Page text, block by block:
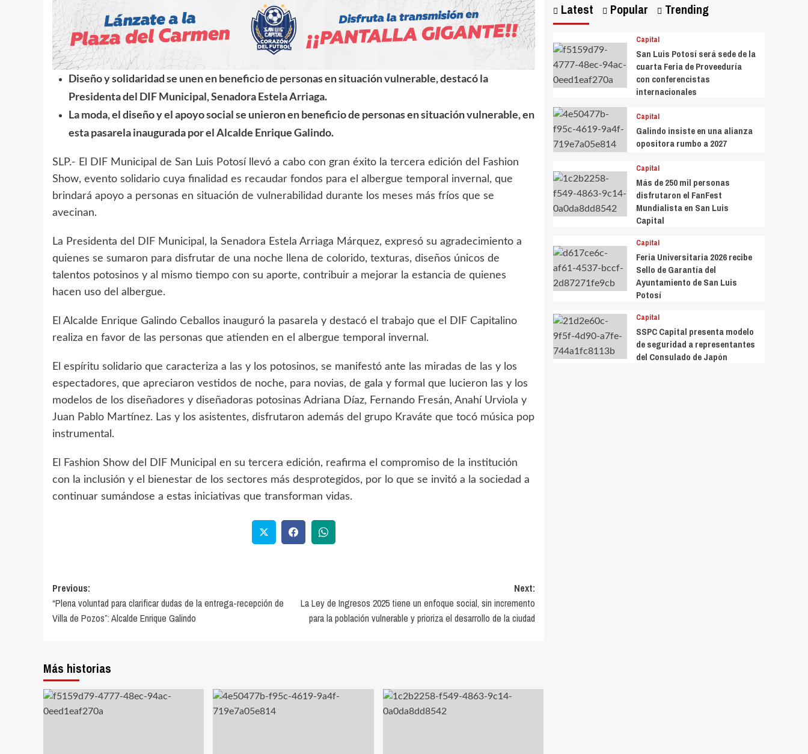
Diseño y solidaridad se unen en beneficio de personas en situación vulnerable, destacó la
Presidenta del DIF Municipal, Senadora Estela Arriaga.
La moda, el diseño y el apoyo social se unieron en beneficio de personas en situación vulnerable, en
esta pasarela inaugurada por el Alcalde Enrique Galindo.
SLP.- El DIF Municipal de San Luis Potosí llevó a cabo con gran éxito la tercera edición del Fashion
Show, evento solidario cuya finalidad es recaudar fondos para el albergue temporal invernal, que
brindará apoyo a personas en situación de vulnerabilidad durante los meses más fríos que se
avecinan.
La Presidenta del DIF Municipal, la Senadora Estela Arriaga Márquez, expresó su agradecimiento a
quienes se sumaron para disfrutar de una noche llena de colorido, texturas, diseños únicos de
talentos potosinos y al mismo tiempo con su aporte, contribuir a mejorar la estancia de quienes
hacen uso del albergue.
El Alcalde Enrique Galindo Ceballos inauguró la pasarela y destacó el trabajo que el DIF Capitalino
realiza en favor de las personas que atienden en el albergue temporal invernal.
El espíritu solidario que caracteriza a las y los potosinos, se manifestó ante las miradas de las y los
espectadores, que apreciaron vestidos de noche, para novias, de gala y formal que lucieron las y los
modelos de los diseñadores y diseñadoras potosinas Adriana Díaz, Fernando Fresán, Anahí Urviola y
Juan Pablo Martínez. Las y los asistentes, disfrutaron además del grupo Kraváte que tocó música pop
instrumental.
El Fashion Show del DIF Municipal en su tercera edición, reafirma el compromiso de la institución
con la inclusión y el bienestar de los sectores más desprotegidos, por lo que se invitó a la sociedad a
continuar sumándose a estas iniciativas que transforman vidas.
Previous:
“Plena voluntad para clarificar dudas de la entrega-recepción de
Villa de Pozos”: Alcalde Enrique Galindo
Next:
La Ley de Ingresos 2025 tiene un enfoque social, sin incremento
para la población vulnerable y prioriza el desarrollo de la ciudad
Más historias
Latest Popular Trending
Capital
San Luis Potosí será sede de la
cuarta Feria de Proveeduría
con conferencistas
internacionales
Capital
Galindo insiste en una alianza
opositora rumbo a 2027
Capital
Más de 250 mil personas
disfrutaron el FanFest
Mundialista en San Luis
Capital
Capital
Feria Universitaria 2026 recibe
Sello de Garantía del
Ayuntamiento de San Luis
Potosí
Capital
SSPC Capital presenta modelo
de seguridad a representantes
del Consulado de Japón